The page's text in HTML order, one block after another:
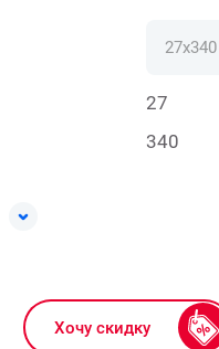
27
340
Хочу скидку